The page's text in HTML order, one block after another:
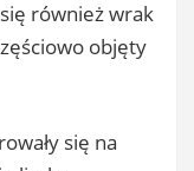
również wrak
objęty
się na